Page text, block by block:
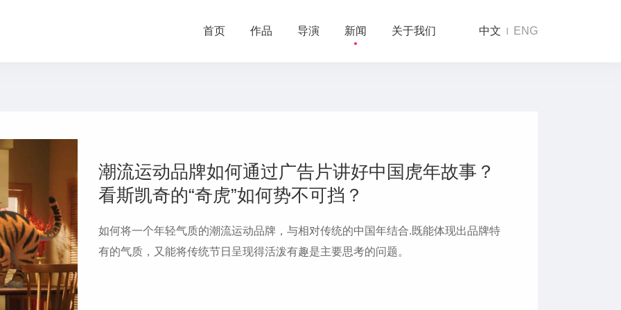
首页 作品 导演 新闻 关于我们 中文 ENG
潮流运动品牌如何通过广告片讲好中国虎年故事？
看斯凯奇的“奇虎”如何势不可挡？
如何将一个年轻气质的潮流运动品牌，与相对传统的中国年结合.既能体现出品牌特
有的气质，又能将传统节日呈现得活泼有趣是主要思考的问题。